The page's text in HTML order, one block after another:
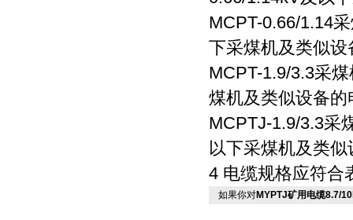
MCPT-0.66/1.14
下采煤机及类似
MCPT-1.9/3.3采
煤机及类似设备的
MCPTJ-1.9/3.3采
以下采煤机及类
4 电缆规格应符合
如果你对MYPTJ矿用电缆8.7/